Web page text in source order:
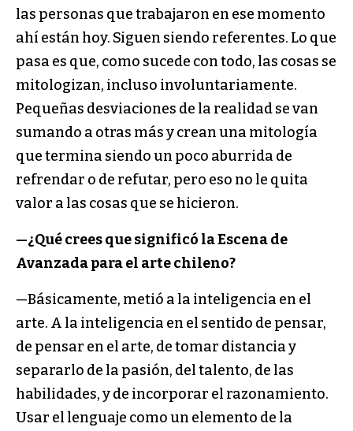
las personas que trabajaron en ese momento
ahí están hoy. Siguen siendo referentes. Lo que
pasa es que, como sucede con todo, las cosas se
mitologizan, incluso involuntariamente.
Pequeñas desviaciones de la realidad se van
sumando a otras más y crean una mitología
que termina siendo un poco aburrida de
refrendar o de refutar, pero eso no le quita
valor a las cosas que se hicieron.
—¿Qué crees que significó la Escena de
Avanzada para el arte chileno?
—Básicamente, metió a la inteligencia en el
arte. A la inteligencia en el sentido de pensar,
de pensar en el arte, de tomar distancia y
separarlo de la pasión, del talento, de las
habilidades, y de incorporar el razonamiento.
Usar el lenguaje como un elemento de la